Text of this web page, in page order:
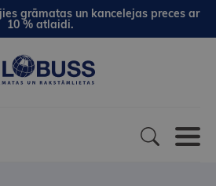
grāmatas un kancelejas preces ar
10 % atlaidi.